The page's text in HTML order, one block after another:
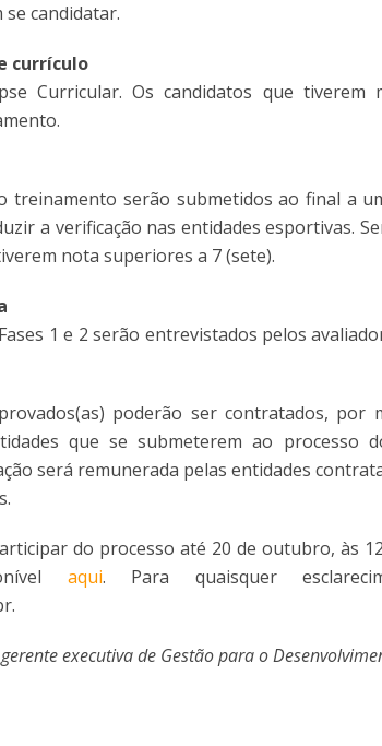
candidatar.
currículo
Curricular. Os candidatos que
treinamento serão submetidos ao final a
a verificação nas entidades esportivas.
nota superiores a 7 (sete).
1 e 2 serão entrevistados pelos
poderão ser contratados,
que se submeterem ao processo
será remunerada pelas entidades
do processo até 20 de outubro, às
aqui. Para quaisquer
executiva de Gestão para o